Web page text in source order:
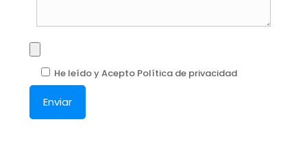
He leído y Acepto Política de privacidad